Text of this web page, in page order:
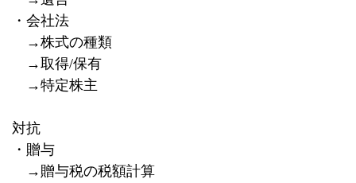
・会社法
→株式の種類
→取得/保有
→特定株主
対抗
・贈与
→贈与税の税額計算